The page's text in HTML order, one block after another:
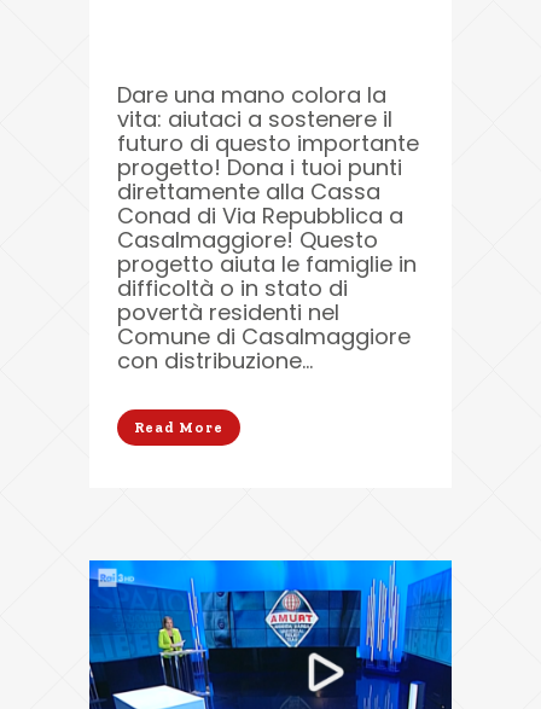
Dare una mano colora la
vita: aiutaci a sostenere il
futuro di questo importante
progetto! Dona i tuoi punti
direttamente alla Cassa
Conad di Via Repubblica a
Casalmaggiore! Questo
progetto aiuta le famiglie in
difficoltà o in stato di
povertà residenti nel
Comune di Casalmaggiore
con distribuzione...
Read More